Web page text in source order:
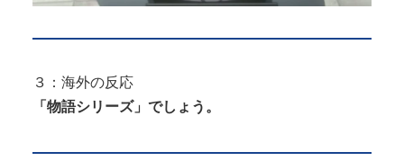
３：海外の反応
「物語シリーズ」でしょう。